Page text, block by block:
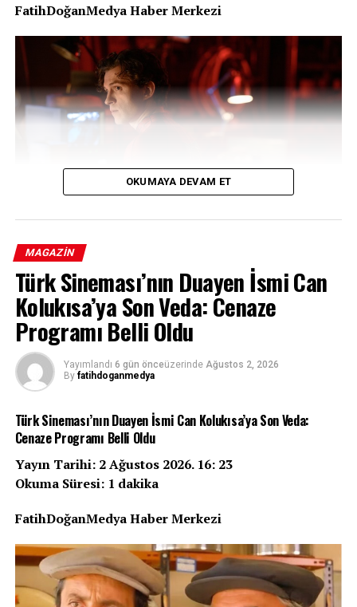
FatihDoğanMedya Haber Merkezi
Marvel Sinematik Evreni’nin merakla beklenen yapımı
“Spider-Man: Brand New Day”, vizyona girdiği ilk dört
günde dünya çapında 927 milyon dolar hasılat elde
ederek adını sinema tarihine altın harflerle yazdırdı.
Tom Holland’ın Peter Parker rolüyle dördüncü kez
izleyici karşısına çıktığı yapım, tüm zamanların en
927 Milyon Dolarlık Dev Açılış
Sony Pictures ve Marvel Studios ortak yapımı “Spider-
Man: Brand New Day”, vizyondaki ilk dört gününde
ulaştı. Bu rakam, filmin sinema salonlarında adeta bir
deprem etkisi yarattığını gözler önüne seriyor.
REKLAM
OKUMAYA DEVAM ET
MAGAZIN
Türk Sineması’nın Duayen İsmi Can
Kolukısa’ya Son Veda: Cenaze
Programı Belli Oldu
Yayımlandı 6 gün önceüzerinde Ağustos 2, 2026
By fatihdoganmedya
Türk Sineması’nın Duayen İsmi Can Kolukısa’ya Son Veda:
Cenaze Programı Belli Oldu
Yayın Tarihi: 2 Ağustos 2026. 16: 23
Okuma Süresi: 1 dakika
FatihDoğanMedya Haber Merkezi